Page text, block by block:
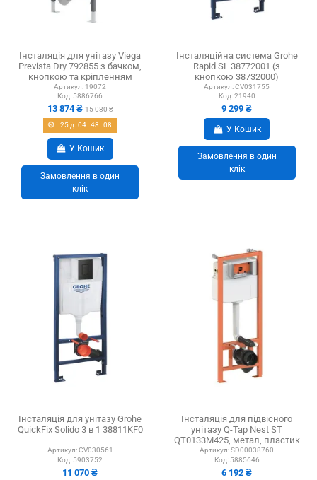
Інсталяція для унітазу Viega
Prevista Dry 792855 з бачком,
кнопкою та кріпленням
Артикул: 19072
Код: 5886766
13 874 ₴15 080 ₴
25д. 04:48 :07
У Кошик
Замовлення в один
клік
Інсталяційна система Grohe
Rapid SL 38772001 (з
кнопкою 38732000)
Артикул: CV031755
Код:21940
9 299 ₴
У Кошик
Замовлення в один
клік
Інсталяція для унітазу Grohe
QuickFix Solido 3 в 1 38811KF0
Артикул: CV030561
Код: 5903752
11 070 ₴
Інсталяція для підвісного
унітазу Q-Tap Nest ST
QT0133M425, метал, пластик
Артикул: SD00038760
Код: 5885646
6 192 ₴